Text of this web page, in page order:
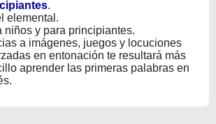
.
elemental.
niños y para principiantes.
a imágenes, juegos y locuciones
en entonación te resultará más
aprender las primeras palabras en